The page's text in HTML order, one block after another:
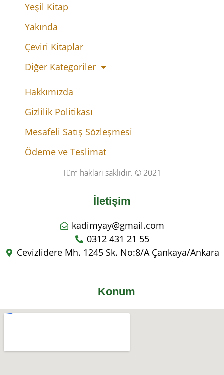
Yeşil Kitap
Yakında
Çeviri Kitaplar
Diğer Kategoriler
Hakkımızda
Gizlilik Politikası
Mesafeli Satış Sözleşmesi
Ödeme ve Teslimat
Tüm hakları saklıdır. © 2021
İletişim
kadimyay@gmail.com
0312 431 21 55
Cevizlidere Mh. 1245 Sk. No:8/A Çankaya/Ankara
Konum